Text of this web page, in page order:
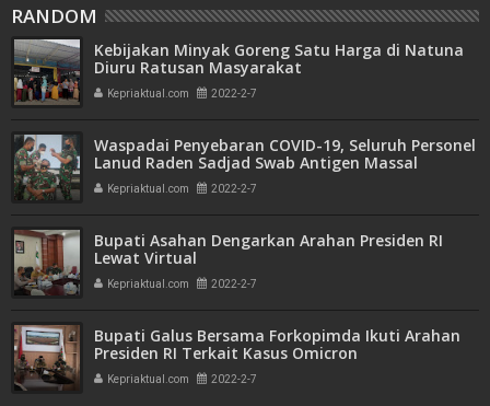
RANDOM
Kebijakan Minyak Goreng Satu Harga di Natuna
Diuru Ratusan Masyarakat
Kepriaktual.com 2022-2-7
Waspadai Penyebaran COVID-19, Seluruh Personel
Lanud Raden Sadjad Swab Antigen Massal
Kepriaktual.com 2022-2-7
Bupati Asahan Dengarkan Arahan Presiden RI
Lewat Virtual
Kepriaktual.com 2022-2-7
Bupati Galus Bersama Forkopimda Ikuti Arahan
Presiden RI Terkait Kasus Omicron
Kepriaktual.com 2022-2-7